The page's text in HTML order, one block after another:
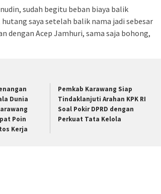
sudah begitu beban biaya balik
saya setelah balik nama jadi sebesar
dengan Acep Jamhuri, sama saja bohong,
Dunia
Poin
Kerja
Pemkab Karawang Siap
Tindaklanjuti Arahan KPK RI
Soal Pokir DPRD dengan
Perkuat Tata Kelola